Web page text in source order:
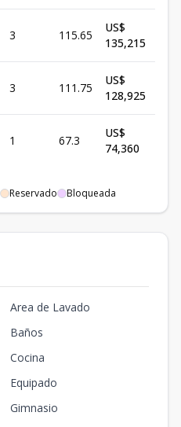
3 115.65
US$
135,215
3 111.75
US$
128,925
1 67.3
US$
74,360
Reservado Bloqueada
Area de Lavado
Baños
Cocina
Equipado
Gimnasio